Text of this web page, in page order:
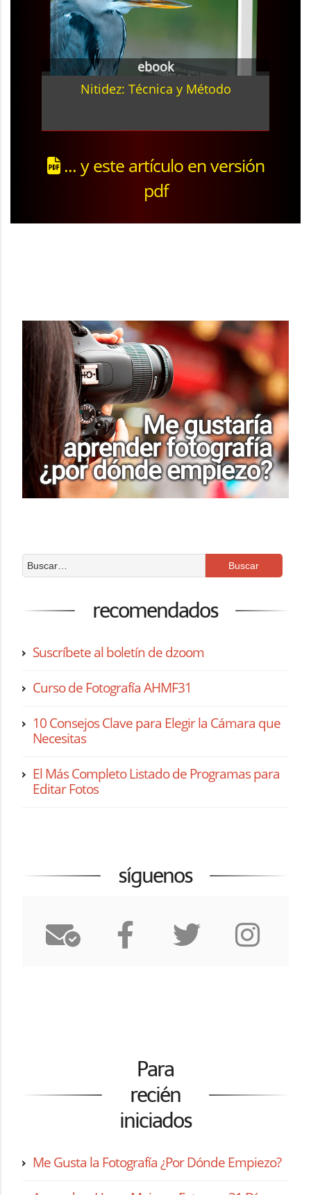
ebook
Nitidez: Técnica y Método
... y este artículo en versión
pdf
recomendados
Suscríbete al boletín de dzoom
Curso de Fotografía AHMF31
10 Consejos Clave para Elegir la Cámara que
Necesitas
El Más Completo Listado de Programas para
Editar Fotos
síguenos
Para
recién
iniciados
Me Gusta la Fotografía ¿Por Dónde Empiezo?